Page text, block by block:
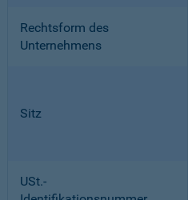
Rechtsform des
Unternehmens
Sitz
USt.-